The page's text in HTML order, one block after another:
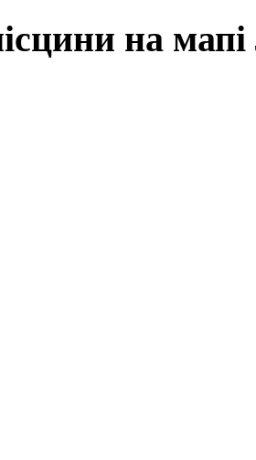
на